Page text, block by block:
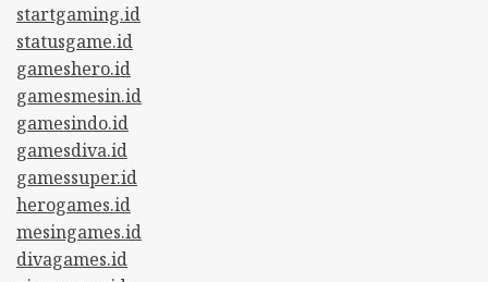
startgaming.id
statusgame.id
gameshero.id
gamesmesin.id
gamesindo.id
gamesdiva.id
gamessuper.id
herogames.id
mesingames.id
divagames.id